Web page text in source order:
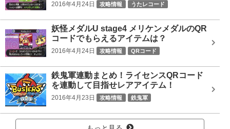
2016年4月24日 攻略情報 うたレコード
妖怪メダルU stage4 メリケンメダルのQR
コードでもらえるアイテムは？
2016年4月24日 攻略情報 QRコード
鉄鬼軍連動まとめ！ライセンスQRコード
を連動して目指せレアアイテム！
2016年4月23日 攻略情報 鉄鬼軍